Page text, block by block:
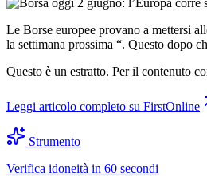
Le Borse europee provano a mettersi
la settimana prossima “. Questo dopo
Questo è un estratto. Per il contenuto
Leggi articolo completo su FirstOnline
Strumento
Verifica idoneità in 60 secondi